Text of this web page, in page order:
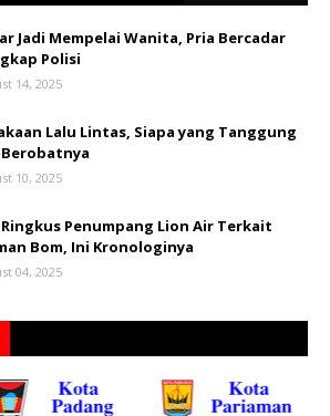
Jadi Mempelai Wanita, Pria Bercadar
Polisi
14, 2025
Lalu Lintas, Siapa yang Tanggung
Berobatnya
10, 2025
Penumpang Lion Air Terkait
Bom, Ini Kronologinya
04, 2025